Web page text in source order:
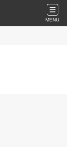
MENU